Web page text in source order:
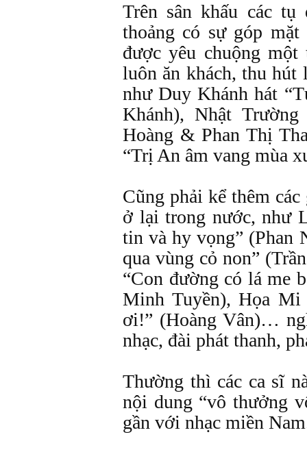
Trên sân khấu các
thoảng có sự góp
được yêu chuộng
luôn ăn khách, thu hút
như Duy Khánh hát
Khánh), Nhật
Hoàng & Phan Thị
“Trị An âm vang mùa
Cũng phải kể thêm
ở lại trong nước, như
tin và hy vọng” (Phan
qua vùng cỏ non”
“Con đường có lá me
Minh Tuyền), Họa Mi
ơi!” (Hoàng Vân)…
nhạc, đài phát thanh,
Thường thì các ca sĩ
nội dung “vô thưởng
gần với nhạc miền